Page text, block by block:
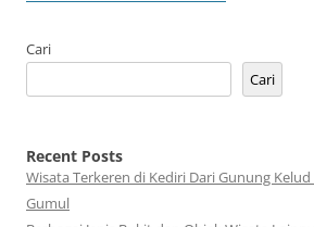
Cari
Cari
Recent Posts
Wisata Terkeren di Kediri Dari Gunung
Gumul